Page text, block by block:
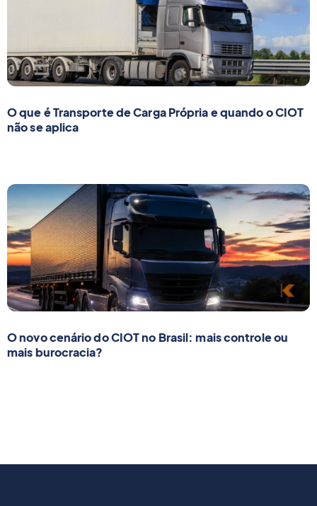
O que é Transporte de Carga Própria e quando o CIOT
não se aplica
O novo cenário do CIOT no Brasil: mais controle ou
mais burocracia?